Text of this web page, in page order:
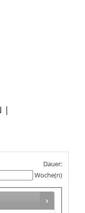
|
Dauer:
Woche(n)